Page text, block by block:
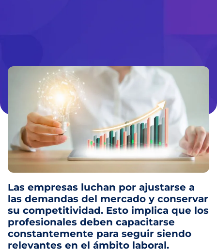
Las empresas luchan por ajustarse a
las demandas del mercado y conservar
su competitividad. Esto implica que los
profesionales deben capacitarse
constantemente para seguir siendo
relevantes en el ámbito laboral.